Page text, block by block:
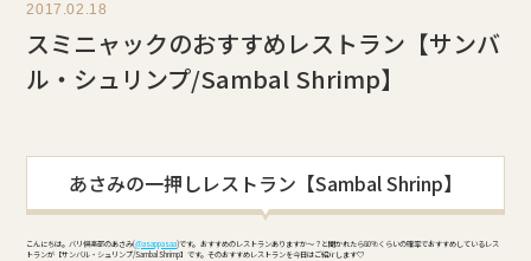
2017.02.18
スミニャックのおすすめレストラン【サンバ
ル・シュリンプ/Sambal Shrimp】
あさみの一押しレストラン【Sambal Shrinp】
こんにちは。バリ倶楽部のあさみ(@asappasaa)です。 おすすめのレストランありますか～？と聞かれたら80%くらいの確率でおすすめしているレス
トランが【サンバル・シュリンプ/Sambal Shrimp】です。そのおすすめレストランを今日はご紹介します♡